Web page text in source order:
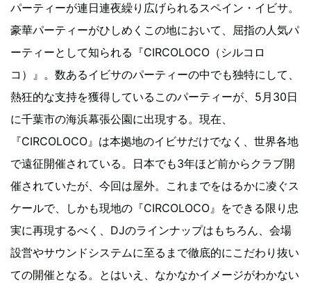
パーティーが連日連夜繰り広げられるスペイン・イビサ。
豪華パーティーがひしめくこの地において、屈指の人気パ
ーティーとして知られる『CIRCOLOCO（シルコロ
コ）』。数あるイビサのパーティーの中でも独特にして、
熱狂的な支持を獲得しているこのパーティーが、5月30日
に千葉市の海浜幕張公園に出現する。現在、
『CIRCOLOCO』は本拠地のイビサだけでなく、世界各地
で遠征開催されている。日本でも3年ほど前からクラブ開
催されていたが、今回は屋外。これまでをはるかに凌ぐス
ケールで、しかも現地の『CIRCOLOCO』をできる限り忠
実に再現するべく、DJのラインナップはもちろん、会場
設営やサウンドシステムに至るまで徹底的にこだわり抜い
ての開催となる。とはいえ、なかなかイメージがわかない